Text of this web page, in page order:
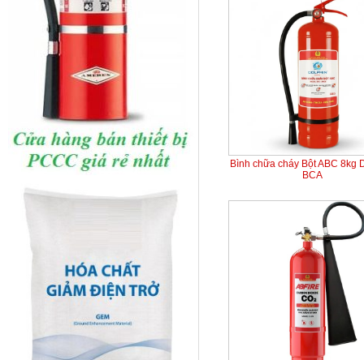
Bình chữa cháy Bột ABC 8kg
BCA